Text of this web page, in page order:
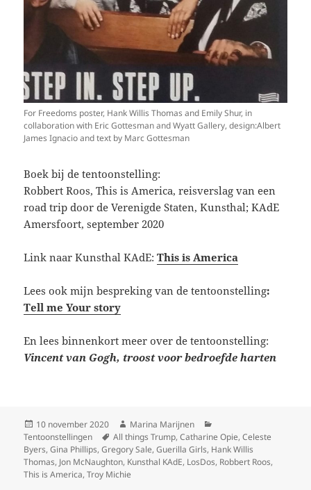
For Freedoms poster, Hank Willis Thomas and Emily Shur, in
collaboration with Eric Gottesman and Wyatt Gallery, design:Albert
James Ignacio and text by Marc Gottesman
Boek bij de tentoonstelling:
Robbert Roos, This is America, reisverslag van een
road trip door de Verenigde Staten, Kunsthal; KAdE
Amersfoort, september 2020
Link naar Kunsthal KAdE:This is America
Lees ook mijn bespreking van de tentoonstelling:
Tell me Your story
En lees binnenkort meer over de tentoonstelling:
Vincent van Gogh, troost voor bedroefde harten
Geplaatst
op
10 november 2020 Auteur
Marina Marijnen
Tentoonstellingen
Tags
All things Trump,Catharine Opie,Celeste
Byers,Gina Phillips,Gregory Sale,Guerilla Girls, Hank Willis
Thomas, Jon McNaughton, Kunsthal KAdE, LosDos, Robbert Roos,
This is America,Troy Michie